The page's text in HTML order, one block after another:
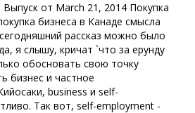
от March 21, 2014 Покупка
бизнеса в Канаде смысла
рассказ можно было
я слышу, кричат `что за ерунду
обосновать свою точку
бизнес и частное
business и self-
Так вот, self-employment -